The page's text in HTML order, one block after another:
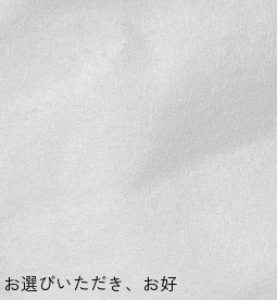
選びいただき、お好